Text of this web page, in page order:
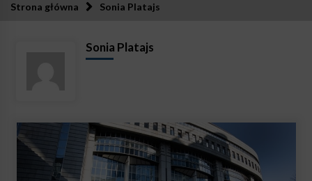
Strona główna Sonia Platajs
Sonia Platajs